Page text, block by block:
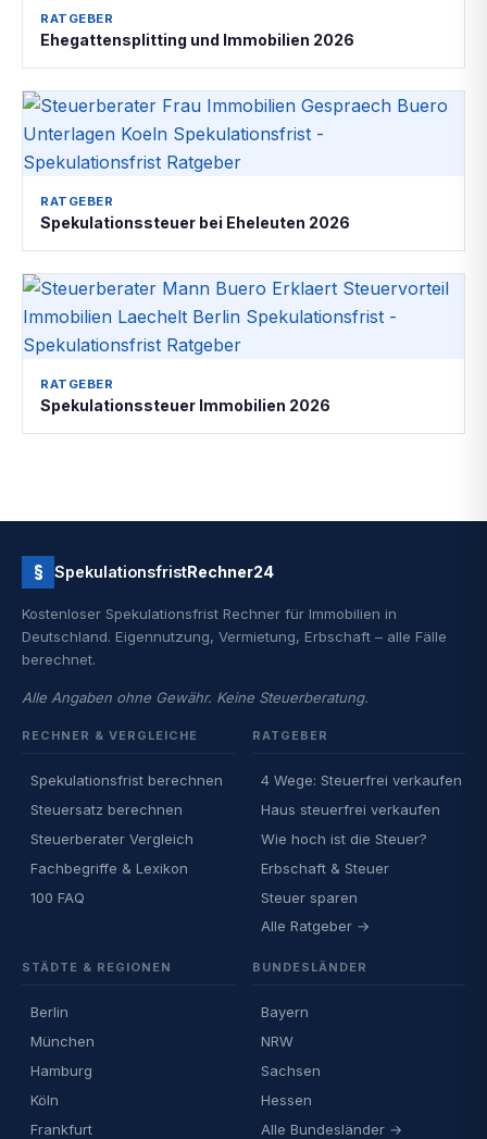
RATGEBER
Ehegattensplitting und Immobilien 2026
RATGEBER
Spekulationssteuer bei Eheleuten 2026
RATGEBER
Spekulationssteuer Immobilien 2026
§ SpekulationsfristRechner24
Kostenloser Spekulationsfrist Rechner für Immobilien in
Deutschland. Eigennutzung, Vermietung, Erbschaft – alle Fälle
berechnet.
Alle Angaben ohne Gewähr. Keine Steuerberatung.
RECHNER & VERGLEICHE
Spekulationsfrist berechnen
Steuersatz berechnen
Steuerberater Vergleich
Fachbegriffe & Lexikon
100 FAQ
RATGEBER
4 Wege: Steuerfrei verkaufen
Haus steuerfrei verkaufen
Wie hoch ist die Steuer?
Erbschaft & Steuer
Steuer sparen
Alle Ratgeber →
STÄDTE & REGIONEN
Berlin
München
Hamburg
Köln
Frankfurt
BUNDESLÄNDER
Bayern
NRW
Sachsen
Hessen
Alle Bundesländer →